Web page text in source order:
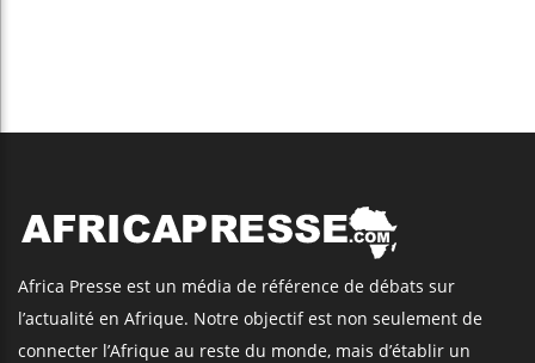
Africa Presse est un média de référence de débats sur
l’actualité en Afrique. Notre objectif est non seulement de
connecter l’Afrique au reste du monde, mais d’établir un